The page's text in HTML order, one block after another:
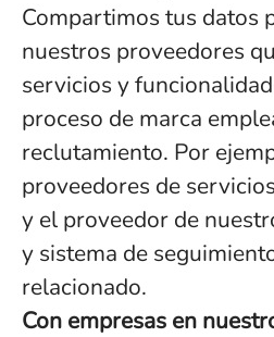
Compartimos tus datos
nuestros proveedores
servicios y
proceso de marca
reclutamiento. Por
proveedores de
y el proveedor de
y sistema de
relacionado.
Con empresas en